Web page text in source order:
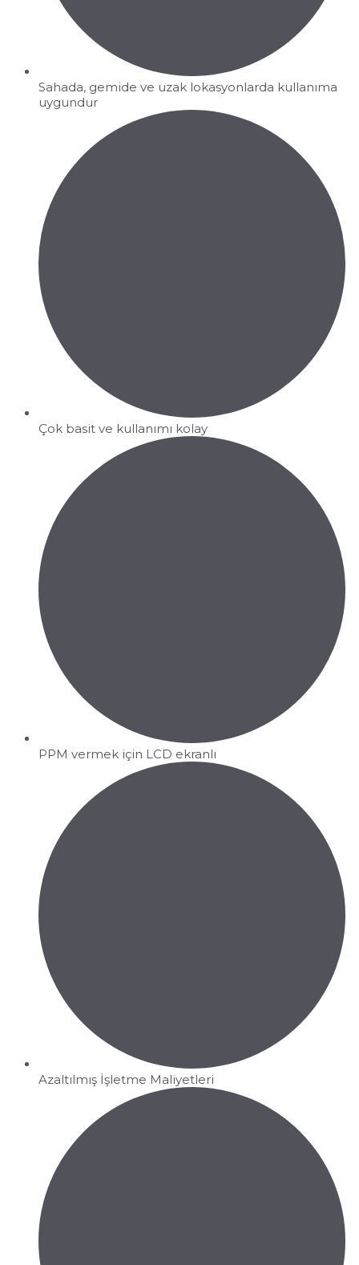
Sahada, gemide ve uzak lokasyonlarda kullanıma
uygundur
Çok basit ve kullanımı kolay
PPM vermek için LCD ekranlı
Azaltılmış İşletme Maliyetleri